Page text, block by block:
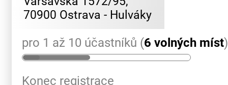
70900 Ostrava - Hulváky
pro 1 až 10 účastníků (6 volných míst)
Konec registrace